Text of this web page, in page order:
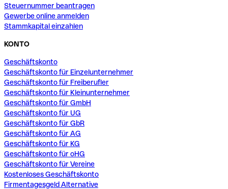
Steuernummer beantragen
Gewerbe online anmelden
Stammkapital einzahlen
KONTO
Geschäftskonto
Geschäftskonto für Einzelunternehmer
Geschäftskonto für Freiberufler
Geschäftskonto für Kleinunternehmer
Geschäftskonto für GmbH
Geschäftskonto für UG
Geschäftskonto für GbR
Geschäftskonto für AG
Geschäftskonto für KG
Geschäftskonto für oHG
Geschäftskonto für Vereine
Kostenloses Geschäftskonto
Firmentagesgeld Alternative